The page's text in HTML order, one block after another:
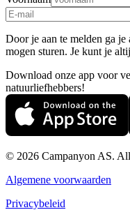
Door je aan te melden ga
mogen sturen. Je kunt je
Download onze app voor
natuurliefhebbers!
© 2026 Campanyon AS.
Algemene voorwaarden
Privacybeleid